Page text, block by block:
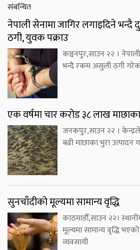
संबन्धित
नेपाली सेनामा जागिर लगाइदिने
ठगी, युवक पक्राउ
कञ्चनपुर,साउन २२ ।
भन्दै रकम असुली ठगी
एक वर्षमा चार करोड ३८ लाख
जनकपुर,साउन २२ ।
बढी माछाका भुरा उत्पादन
सुनचाँदीको मूल्यमा सामान्य वृद्धि
काठमाडौँ,साउन २२।
मूल्यमा सामान्य वृद्धि
व्यवसायी